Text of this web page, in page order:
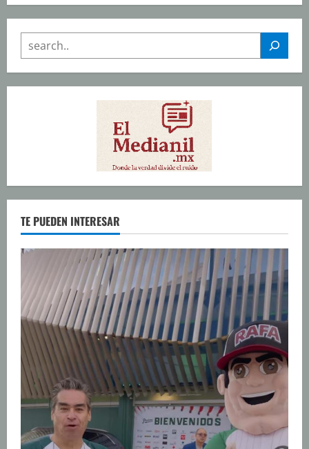
SEARCH
TE PUEDEN INTERESAR